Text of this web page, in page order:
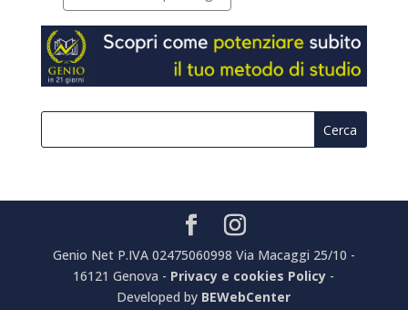
Genio Net P.IVA 02475060998 Via Macaggi 25/10 -
16121 Genova - Privacy e cookies Policy -
Developed by BEWebCenter